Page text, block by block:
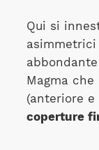
Qui si
Magma
(anteriore
coperture